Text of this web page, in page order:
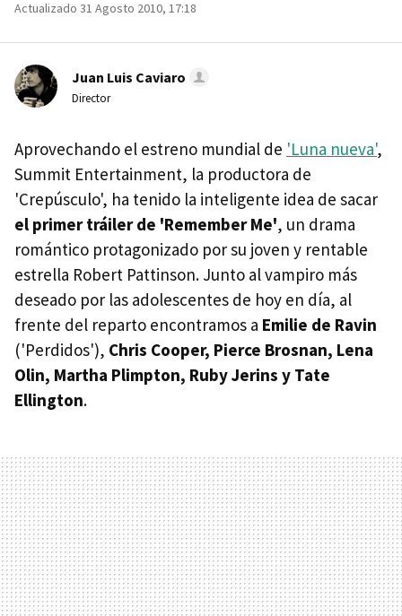
Actualizado 31 Agosto 2010, 17:18
Juan Luis Caviaro
Director
Aprovechando el estreno mundial de 'Luna nueva',
Summit Entertainment, la productora de
'Crepúsculo', ha tenido la inteligente idea de sacar
el primer tráiler de 'Remember Me', un drama
romántico protagonizado por su joven y rentable
estrella Robert Pattinson. Junto al vampiro más
deseado por las adolescentes de hoy en día, al
frente del reparto encontramos a Emilie de Ravin
('Perdidos'), Chris Cooper, Pierce Brosnan, Lena
Olin, Martha Plimpton, Ruby Jerins y Tate
Ellington.